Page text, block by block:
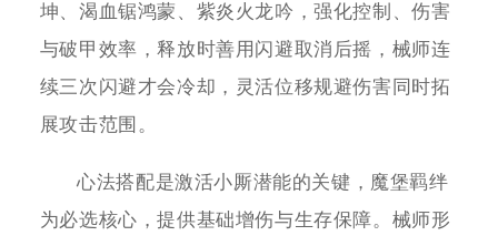
坤、渴血锯鸿蒙、紫炎火龙吟，强化控制、伤害
与破甲效率，释放时善用闪避取消后摇，械师连
续三次闪避才会冷却，灵活位移规避伤害同时拓
展攻击范围。
心法搭配是激活小厮潜能的关键，魔堡羁绊
为必选核心，提供基础增伤与生存保障。械师形